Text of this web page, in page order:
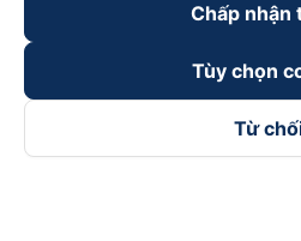
Chấp nhận
Tùy chọn
Từ